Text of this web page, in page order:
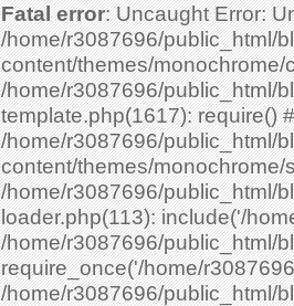
Fatal error: Uncaught Error: Undefined constant "cs_print_smilies" in
/home/r3087696/public_html/
content/themes/
/home/r3087696/public_html/
template.php(1617): require()
/home/r3087696/public_html/
content/themes/
/home/r3087696/public_html/
loader.php(113): include('/
/home/r3087696/public_html/
require_once('/home/
/home/r3087696/public_html/